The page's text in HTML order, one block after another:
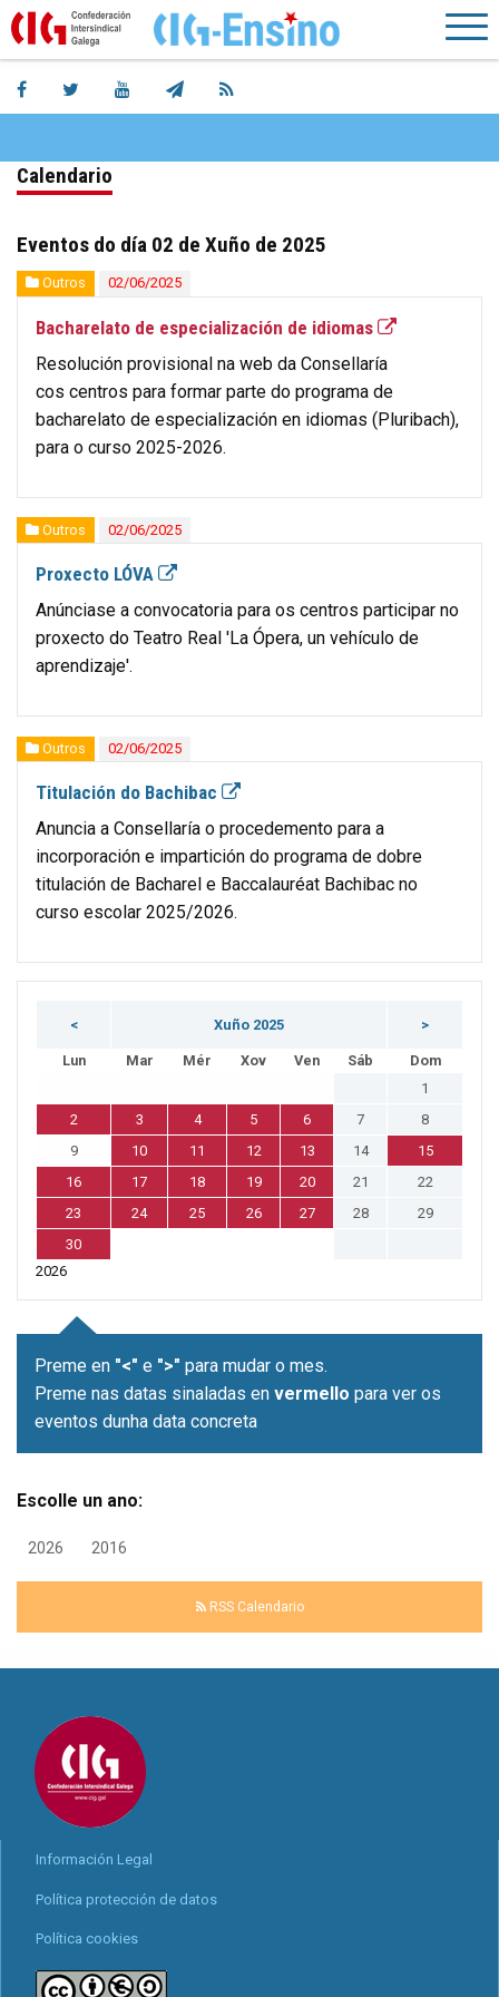
Calendario
Eventos do día 02 de Xuño de 2025
Outros 02/06/2025
Bacharelato de especialización de idiomas
Resolución provisional na web da Consellaría
cos centros para formar parte do programa de
bacharelato de especialización en idiomas (Pluribach),
para o curso 2025-2026.
Outros 02/06/2025
Proxecto LÓVA
Anúnciase a convocatoria para os centros participar no
proxecto do Teatro Real 'La Ópera, un vehículo de
aprendizaje'.
Outros 02/06/2025
Titulación do Bachibac
Anuncia a Consellaría o procedemento para a
incorporación e impartición do programa de dobre
titulación de Bacharel e Baccalauréat Bachibac no
curso escolar 2025/2026.
< Xuño 2025 >
Lun Mar Mér Xov Ven Sáb
Dom
1
2
3 4 5 6 7
8
9
10 11 12 13 14
15
16
17 18 19 20 21
22
23
24 25 26 27 28
29
30
2026
Preme en "<" e ">" para mudar o mes.
Preme nas datas sinaladas en vermello para ver os
eventos dunha data concreta
Escolle un ano:
2026 2016
RSS Calendario
Información Legal
Política protección de datos
Política cookies